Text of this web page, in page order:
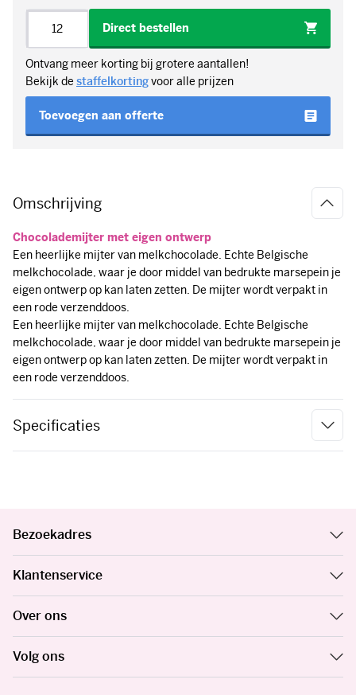
Direct bestellen
Ontvang meer korting bij grotere aantallen!
Bekijk de staffelkortingvoor alle prijzen
Toevoegen aan offerte
Specificaties
Omschrijving
Chocolademijter met eigen ontwerp
Een heerlijke mijter van melkchocolade. Echte Belgische
melkchocolade, waar je door middel van bedrukte marsepein je
eigen ontwerp op kan laten zetten. De mijter wordt verpakt in
een rode verzenddoos.
Een heerlijke mijter van melkchocolade. Echte Belgische
melkchocolade, waar je door middel van bedrukte marsepein je
eigen ontwerp op kan laten zetten. De mijter wordt verpakt in
een rode verzenddoos.
Bezoekadres
Klantenservice
Over ons
Volg ons